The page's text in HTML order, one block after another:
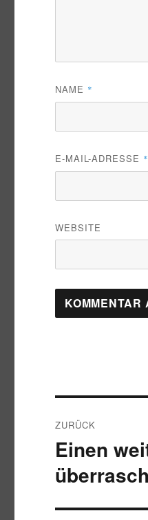
NAME *
E-MAIL-ADRESSE *
WEBSITE
ZURÜCK
Vorheriger
Beitrag:
Einen